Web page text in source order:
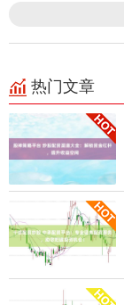
热门文章